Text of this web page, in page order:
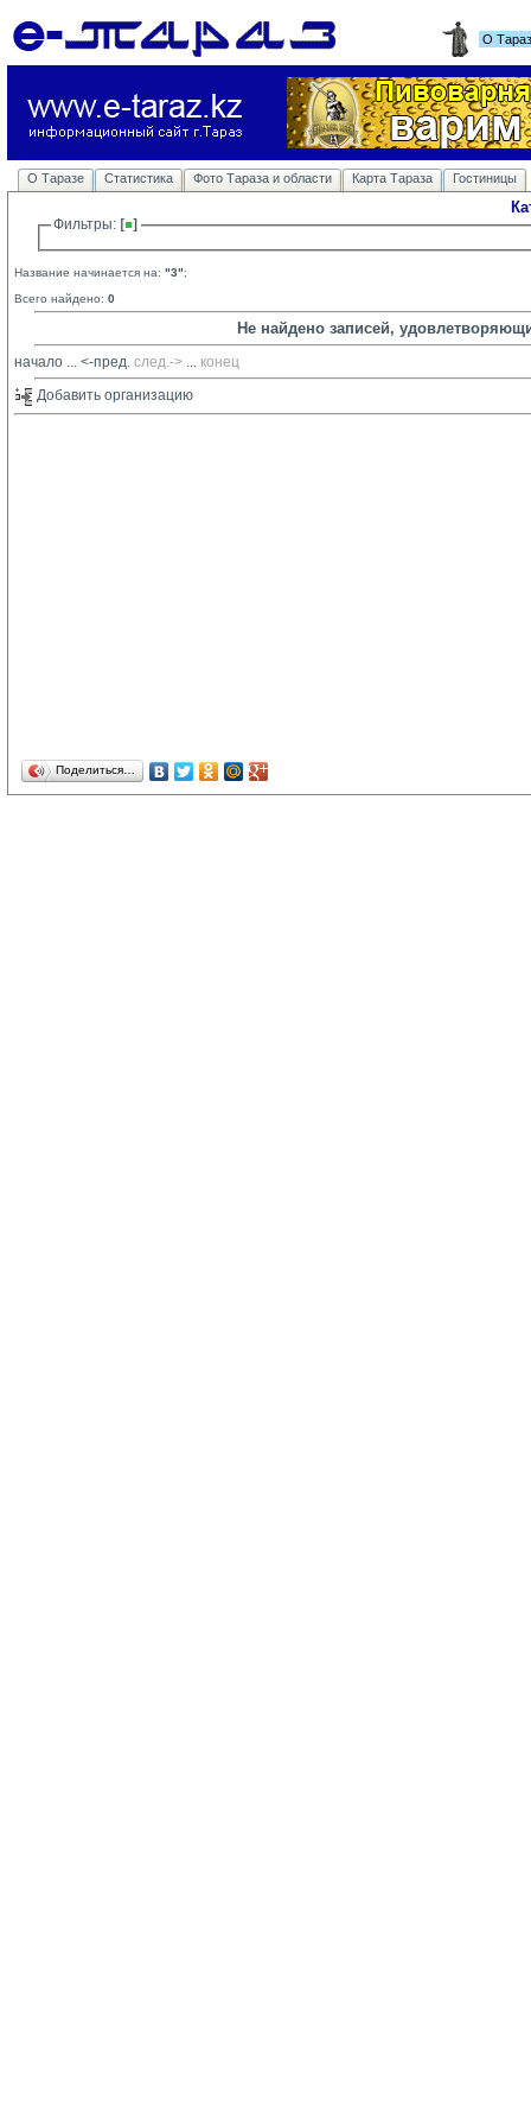
О
О Таразе Статистика Фото Тараза и области Карта Тараза Гостиницы
Фильтры:
Название начинается на: "3";
Всего найдено: 0
Не найдено записей,
начало ... <-пред. след.-> ... конец
Добавить организацию
Поделиться…